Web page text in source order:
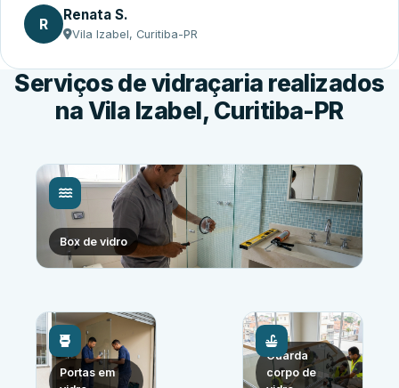
R Renata S.
Vila Izabel, Curitiba-PR
Serviços de vidraçaria realizados
na Vila Izabel, Curitiba-PR
Box de vidro
Portas em
Guarda
corpo de